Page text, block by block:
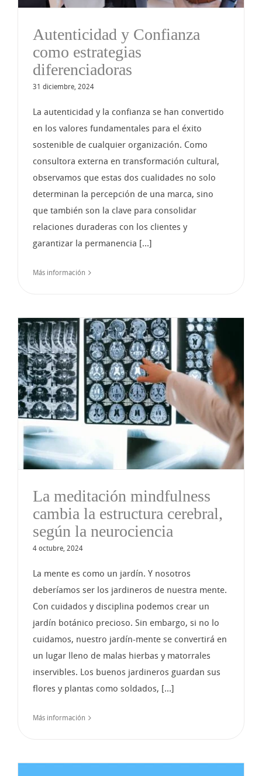
Autenticidad y Confianza
como estrategias
diferenciadoras
31 diciembre, 2024
La autenticidad y la confianza se han convertido
en los valores fundamentales para el éxito
sostenible de cualquier organización. Como
consultora externa en transformación cultural,
observamos que estas dos cualidades no solo
determinan la percepción de una marca, sino
que también son la clave para consolidar
relaciones duraderas con los clientes y
garantizar la permanencia [...]
Más información
La meditación mindfulness
cambia la estructura cerebral,
según la neurociencia
4 octubre, 2024
La mente es como un jardín. Y nosotros
deberíamos ser los jardineros de nuestra mente.
Con cuidados y disciplina podemos crear un
jardín botánico precioso. Sin embargo, si no lo
cuidamos, nuestro jardín-mente se convertirá en
un lugar lleno de malas hierbas y matorrales
inservibles. Los buenos jardineros guardan sus
flores y plantas como soldados, [...]
Más información